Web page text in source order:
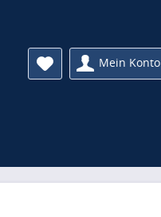
Mein Konto